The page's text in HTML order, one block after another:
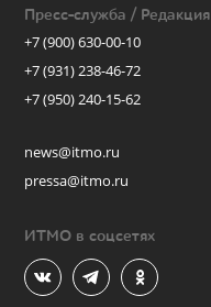
Пресс-служба / Редакция
+7 (900) 630-00-10
+7 (931) 238-46-72
+7 (950) 240-15-62
news@itmo.ru
pressa@itmo.ru
ИТМО в соцсетях